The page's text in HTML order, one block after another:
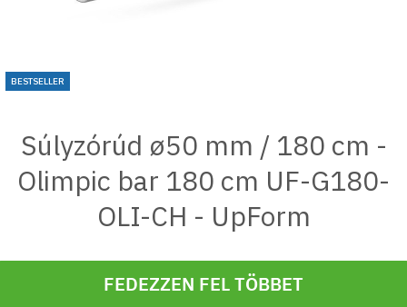
BESTSELLER
Súlyzórúd ø50 mm / 180 cm -
Olimpic bar 180 cm UF-G180-
OLI-CH - UpForm
FEDEZZEN FEL TÖBBET